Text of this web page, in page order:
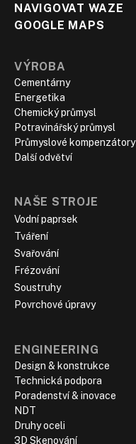
NAVIGOVAT WAZE
GOOGLE MAPS
VÝROBA
Cementárny
Energetika
Chemický průmysl
Potravinářský průmysl
Průmyslové kompenzátory
Další odvětví
NAŠE STROJE
Vodní paprsek
Tváření
Svařování
Frézování
Soustruhy
Povrchové úpravy
ENGINEERING
Design & konstrukce
Technická podpora
Poradenství & inovace
NDT
Druhy oceli
3D Skenování